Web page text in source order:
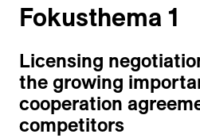
Fokusthema 1
Licensing
the growing
cooperation
competitors